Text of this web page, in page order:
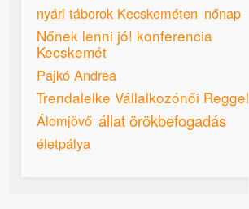
nyári táborok Kecskeméten nőnap
Nőnek lenni jó! konferencia
Kecskemét
Pajkó Andrea
Trendalelke Vállalkozónői Reggeli
Álomjövő állat örökbefogadás
életpálya